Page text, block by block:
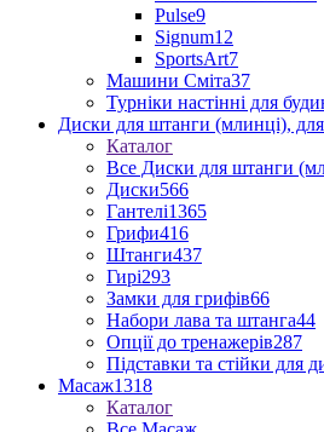
Pulse9
Signum12
SportsArt7
Машини Сміта37
Турніки настінні для
Диски для штанги (млинці), для
Каталог
Все Диски для штанги
Диски566
Гантелі1365
Грифи416
Штанги437
Гирі293
Замки для грифів66
Набори лава та штанга44
Опції до тренажерів287
Підставки та стійки для
Масаж1318
Каталог